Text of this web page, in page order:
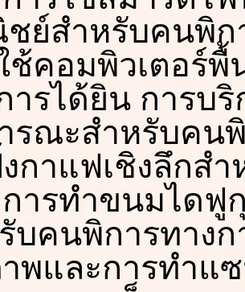
ย์สำหรับคนพิก
ช้คอมพิวเตอร์
ารได้ยิน การบ
รณะสำหรับคน
กาแฟเชิงลึกส
การทำขนมไดฟู
บคนพิการทางก
พและการทำแ